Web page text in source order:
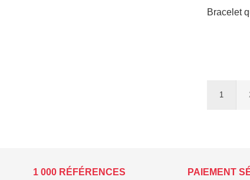
Bracelet
1
1 000 RÉFÉRENCES PAIEMENT